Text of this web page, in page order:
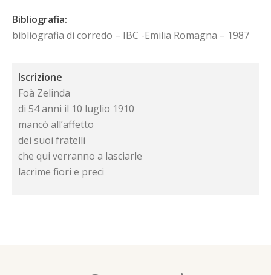
Bibliografia:
bibliografia di corredo – IBC -Emilia Romagna – 1987
Iscrizione
Foà Zelinda
di 54 anni il 10 luglio 1910
mancò all’affetto
dei suoi fratelli
che qui verranno a lasciarle
lacrime fiori e preci